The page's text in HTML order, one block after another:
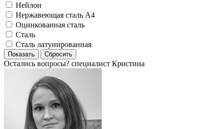
Нейлон
Нержавеющая сталь А4
Оцинкованная сталь
Сталь
Сталь латунированная
Остались вопросы? специалист Кристина